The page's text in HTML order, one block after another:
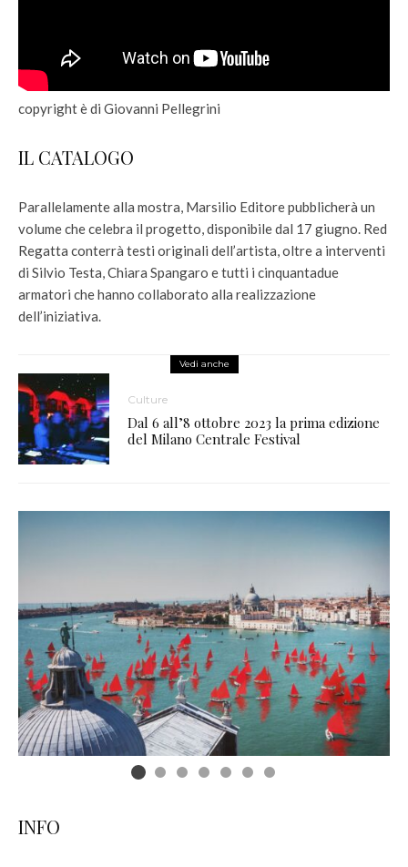
copyright è di Giovanni Pellegrini
IL CATALOGO
Parallelamente alla mostra, Marsilio Editore pubblicherà un
volume che celebra il progetto, disponibile dal 17 giugno. Red
Regatta conterrà testi originali dell’artista, oltre a interventi
di Silvio Testa, Chiara Spangaro e tutti i cinquantadue
armatori che hanno collaborato alla realizzazione
dell’iniziativa.
Vedi anche
Culture
Dal 6 all’8 ottobre 2023 la prima edizione
del Milano Centrale Festival
INFO